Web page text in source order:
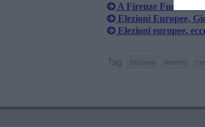
A Firenze Funaro in
Elezioni Europee,
Elezioni europee,
Tag toscana firenze